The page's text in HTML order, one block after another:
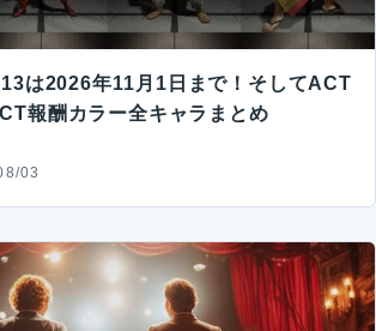
13は2026年11月1日まで！そしてACT
報酬カラー全キャラまとめ
03